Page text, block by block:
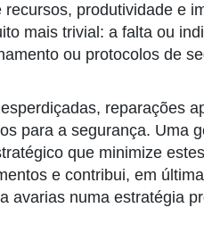
produtividade e
mais trivial: a falta ou
ou protocolos de
reparações
para a segurança. Uma
que minimize
e contribui, em
avarias numa estratégia